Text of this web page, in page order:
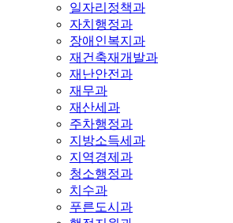
일자리정책과
자치행정과
장애인복지과
재건축재개발과
재난안전과
재무과
재산세과
주차행정과
지방소득세과
지역경제과
청소행정과
치수과
푸른도시과